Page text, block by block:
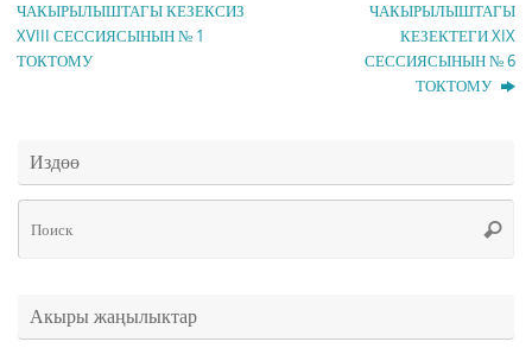
ЧАКЫРЫЛЫШТАГЫ КЕЗЕКСИЗ
XVIII СЕССИЯСЫНЫН № 1
ТОКТОМУ
ЧАКЫРЫЛЫШТАГЫ
КЕЗЕКТЕГИ XIX
СЕССИЯСЫНЫН № 6
ТОКТОМУ
Издөө
Поиск
Акыры жаңылыктар